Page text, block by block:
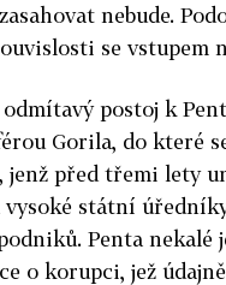
nebude.
se vstupem
postoj k
Gorila, do které
jenž před třemi lety
státní
Penta nekalé
o korupci, jež